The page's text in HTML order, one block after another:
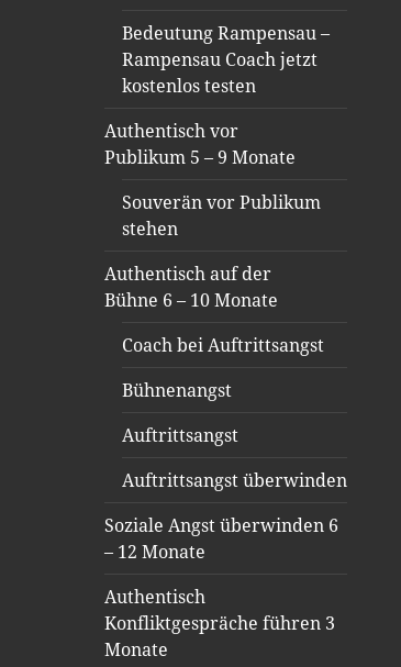
Bedeutung Rampensau –
Rampensau Coach jetzt
kostenlos testen
Authentisch vor
Publikum 5 – 9 Monate
Souverän vor Publikum
stehen
Authentisch auf der
Bühne 6 – 10 Monate
Coach bei Auftrittsangst
Bühnenangst
Auftrittsangst
Auftrittsangst überwinden
Soziale Angst überwinden 6
– 12 Monate
Authentisch
Konfliktgespräche führen 3
Monate